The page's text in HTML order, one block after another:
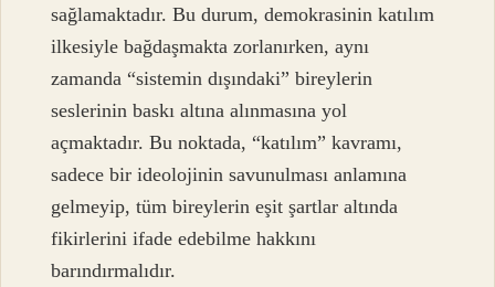
sağlamaktadır. Bu durum, demokrasinin katılım
ilkesiyle bağdaşmakta zorlanırken, aynı
zamanda “sistemin dışındaki” bireylerin
seslerinin baskı altına alınmasına yol
açmaktadır. Bu noktada, “katılım” kavramı,
sadece bir ideolojinin savunulması anlamına
gelmeyip, tüm bireylerin eşit şartlar altında
fikirlerini ifade edebilme hakkını
barındırmalıdır.